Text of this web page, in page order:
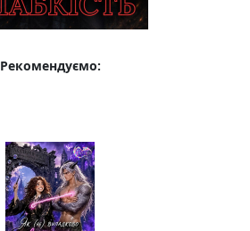
Рекомендуємо: